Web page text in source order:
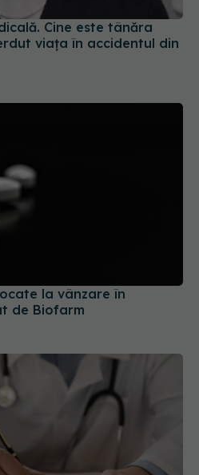
Cine este tânăra
viața în accidentul din
la vânzare în
de Biofarm